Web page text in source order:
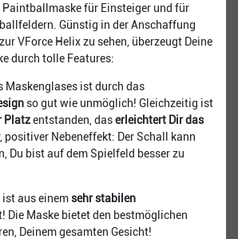
Paintballmaske für Einsteiger und für
Günstig in der Anschaffung
VForce Helix zu sehen, überzeugt Deine
durch tolle Features:
Maskenglases ist durch das
so gut wie unmöglich! Gleichzeitig ist
Platzentstanden, daserleichtert Dir das
positiver Nebeneffekt: Der Schall kann
Du bist auf dem Spielfeld besser zu
ist aus einemsehr stabilen
Die Maske bietet den bestmöglichen
Deinem gesamten Gesicht!